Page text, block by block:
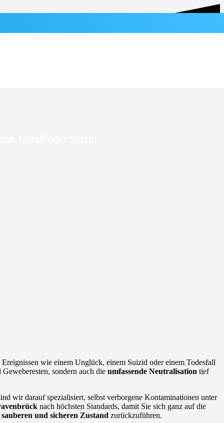
Unfall oder Suizid.
Ereignissen wie einem Unglück, einem Suizid oder einem Todesfall
sondern auch die umfassende Neutralisation tief
wir darauf spezialisiert, selbst verborgene Kontaminationen unter
nach höchsten Standards, damit Sie sich ganz auf die
sauberen und sicheren Zustand zurückzuführen.